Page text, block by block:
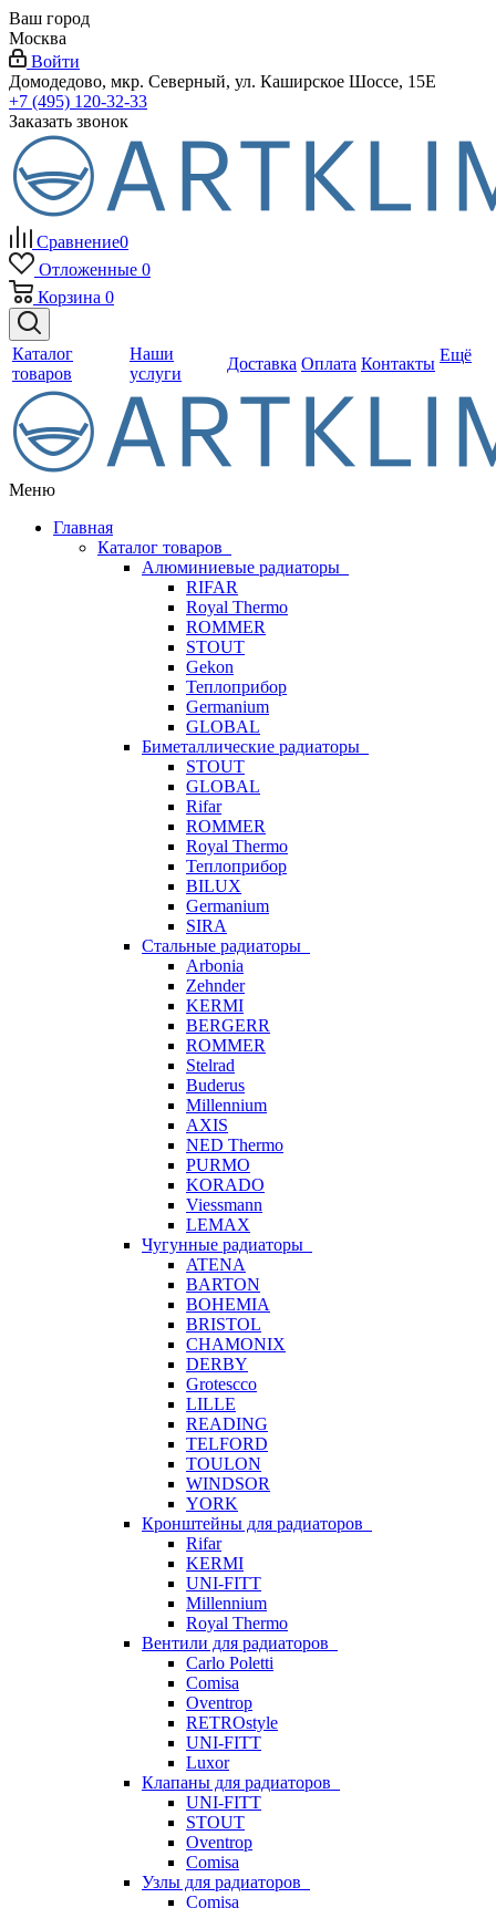
Ваш город
Москва
Войти
Домодедово, мкр. Северный, ул. Каширское Шоссе, 15Е
+7 (495) 120-32-33
Заказать звонок
Сравнение0
Отложенные 0
Корзина 0
Каталог
товаров
Наши
услуги
Доставка Оплата Контакты Ещё
Меню
Главная
Каталог товаров
Алюминиевые радиаторы
RIFAR
Royal Thermo
ROMMER
STOUT
Gekon
Теплоприбор
Germanium
GLOBAL
Биметаллические радиаторы
STOUT
GLOBAL
Rifar
ROMMER
Royal Thermo
Теплоприбор
BILUX
Germanium
SIRA
Стальные радиаторы
Arbonia
Zehnder
KERMI
BERGERR
ROMMER
Stelrad
Buderus
Millennium
AXIS
NED Thermo
PURMO
KORADO
Viessmann
LEMAX
Чугунные радиаторы
ATENA
BARTON
BOHEMIA
BRISTOL
CHAMONIX
DERBY
Grotescco
LILLE
READING
TELFORD
TOULON
WINDSOR
YORK
Кронштейны для радиаторов
Rifar
KERMI
UNI-FITT
Millennium
Royal Thermo
Вентили для радиаторов
Carlo Poletti
Comisa
Oventrop
RETROstyle
UNI-FITT
Luxor
Клапаны для радиаторов
UNI-FITT
STOUT
Oventrop
Comisa
Узлы для радиаторов
Comisa